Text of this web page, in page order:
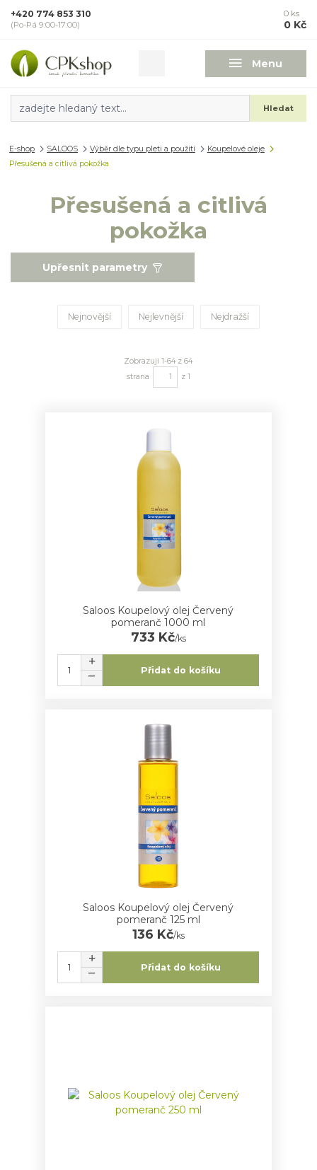
Menu
Hledat
+420 774 853 310
(Po-Pá 9:00-17:00)
0 ks
0 Kč
E-shop SALOOS Výběr dle typu pleti a použití
Koupelové oleje
Přesušená a citlivá pokožka
Přesušená a citlivá
pokožka
Upřesnit parametry
Nejnovější Nejlevnější Nejdražší
Zobrazuji 1-64 z 64
strana
z 1
Saloos Koupelový olej Červený
pomeranč 1000 ml
733 Kč/ks
Přidat do košíku
Saloos Koupelový olej Červený
pomeranč 125 ml
136 Kč/ks
Přidat do košíku